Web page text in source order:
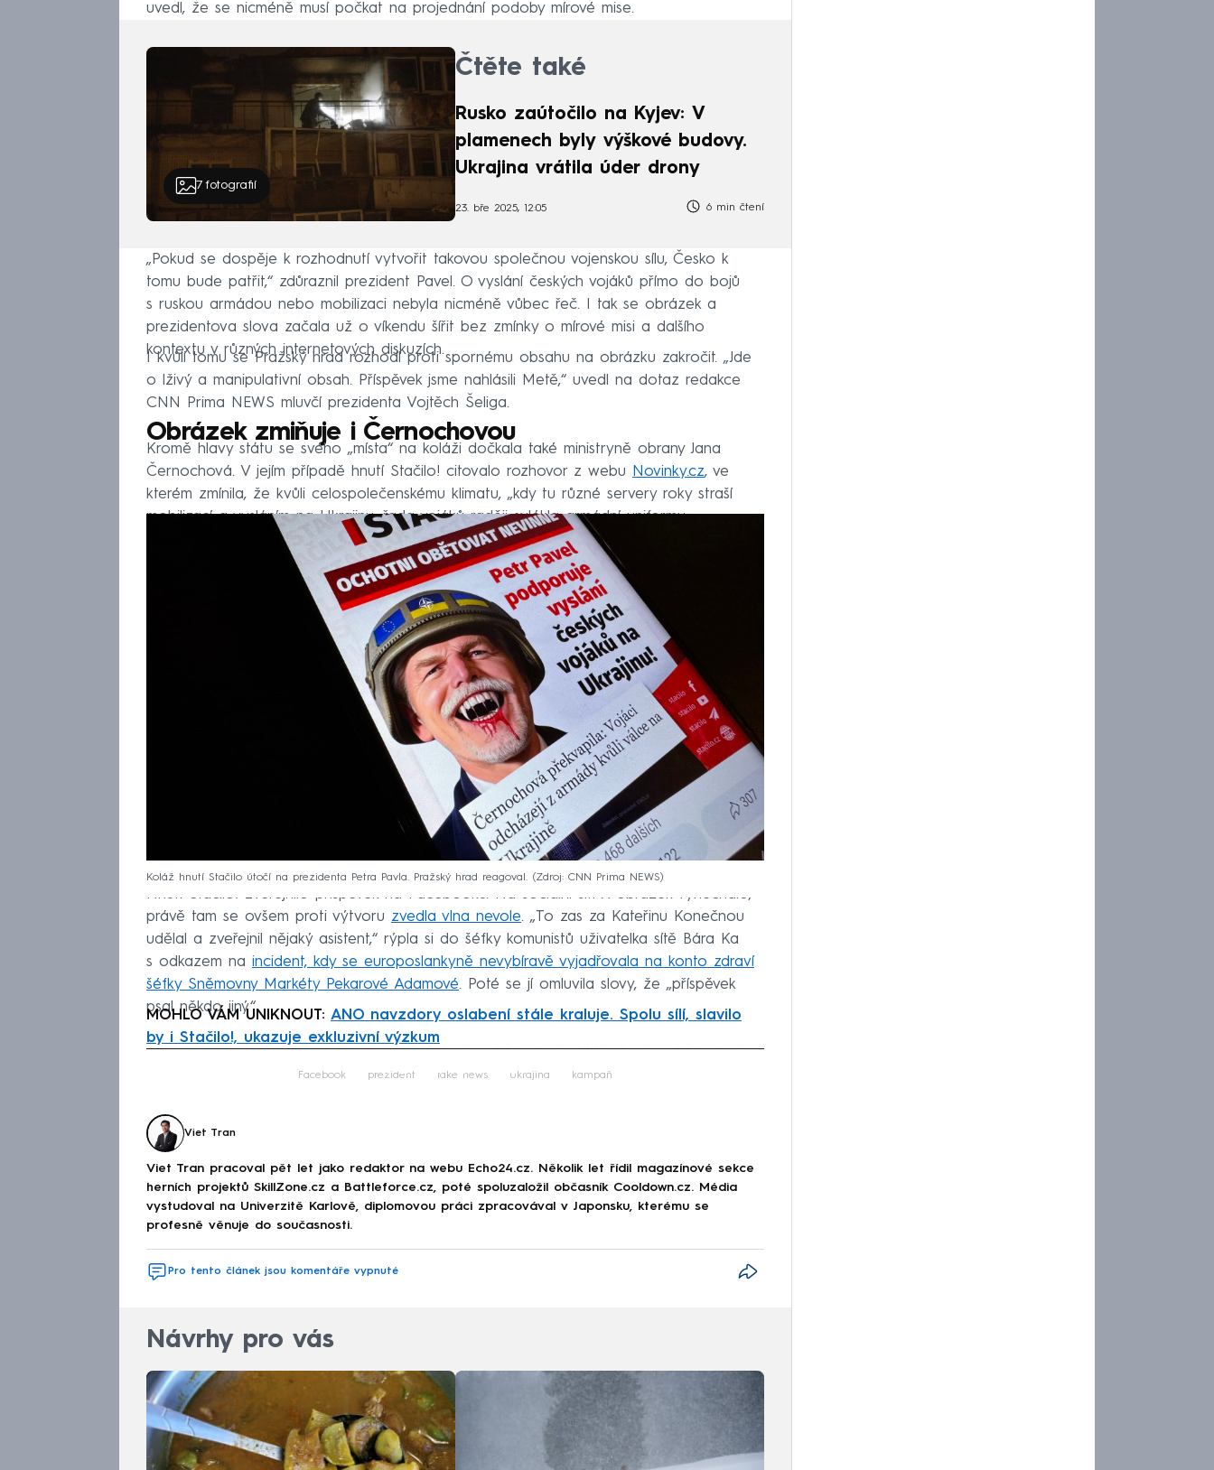
uvedl, že se nicméně musí počkat na projednání podoby mírové mise.
7 fotografií
Čtěte také
Rusko zaútočilo na Kyjev: V
plamenech byly výškové budovy.
Ukrajina vrátila úder drony
23. bře 2025, 12:05 6 min čtení
„Pokud se dospěje k rozhodnutí vytvořit takovou společnou vojenskou sílu, Česko k
tomu bude patřit,“ zdůraznil prezident Pavel. O vyslání českých vojáků přímo do bojů
s ruskou armádou nebo mobilizaci nebyla nicméně vůbec řeč. I tak se obrázek a
prezidentova slova začala už o víkendu šířit bez zmínky o mírové misi a dalšího
kontextu v různých internetových diskuzích.
I kvůli tomu se Pražský hrad rozhodl proti spornému obsahu na obrázku zakročit. „Jde
o lživý a manipulativní obsah. Příspěvek jsme nahlásili Metě,“ uvedl na dotaz redakce
CNN Prima NEWS mluvčí prezidenta Vojtěch Šeliga.
Obrázek zmiňuje i Černochovou
Kromě hlavy státu se svého „místa“ na koláži dočkala také ministryně obrany Jana
Černochová. V jejím případě hnutí Stačilo! citovalo rozhovor z webu
Novinky.cz, ve
kterém zmínila, že kvůli celospolečenskému klimatu, „kdy tu různé servery roky straší
mobilizací a vysláním na Ukrajinu, řada vojáků raději svlékla armádní uniformu.
Koláž hnutí Stačilo útočí na prezidenta Petra Pavla. Pražský hrad reagoval. Zdroj: CNN Prima NEWS
Hnutí Stačilo! zveřejnilo příspěvek na Facebooku. Na sociální síti X obrázek vynechalo,
právě tam se ovšem proti výtvoru zvedla vlna nevole. „To zas za Kateřinu Konečnou
udělal a zveřejnil nějaký asistent,“ rýpla si do šéfky komunistů uživatelka sítě Bára Ka
s odkazem na incident, kdy se europoslankyně nevybíravě vyjadřovala na konto zdraví
šéfky Sněmovny Markéty Pekarové Adamové. Poté se jí omluvila slovy, že „příspěvek
psal někdo jiný“.
MOHLO VÁM UNIKNOUT: ANO navzdory oslabení stále kraluje. Spolu sílí, slavilo
by i Stačilo!, ukazuje exkluzivní výzkum
Failed to fetch
Facebook prezident fake news Ukrajina kampaň
Viet Tran
Viet Tran pracoval pět let jako redaktor na webu Echo24.cz. Několik let řídil magazínové sekce
herních projektů SkillZone.cz a Battleforce.cz, poté spoluzaložil občasník Cooldown.cz. Média
vystudoval na Univerzitě Karlově, diplomovou práci zpracovával v Japonsku, kterému se
profesně věnuje do současnosti.
Pro tento článek jsou komentáře vypnuté
Návrhy pro vás